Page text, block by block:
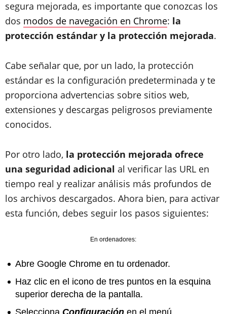
segura mejorada, es importante que conozcas los
dos modos de navegación en Chrome: la
protección estándar y la protección mejorada.
Cabe señalar que, por un lado, la protección
estándar es la configuración predeterminada y te
proporciona advertencias sobre sitios web,
extensiones y descargas peligrosos previamente
conocidos.
Por otro lado, la protección mejorada ofrece
una seguridad adicional al verificar las URL en
tiempo real y realizar análisis más profundos de
los archivos descargados. Ahora bien, para activar
esta función, debes seguir los pasos siguientes:
En ordenadores:
Abre Google Chrome en tu ordenador.
Haz clic en el icono de tres puntos en la esquina
superior derecha de la pantalla.
Selecciona Configuración en el menú